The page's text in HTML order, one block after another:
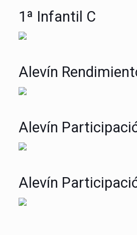
1ª Infantil C
Alevín
Alevín
Alevín